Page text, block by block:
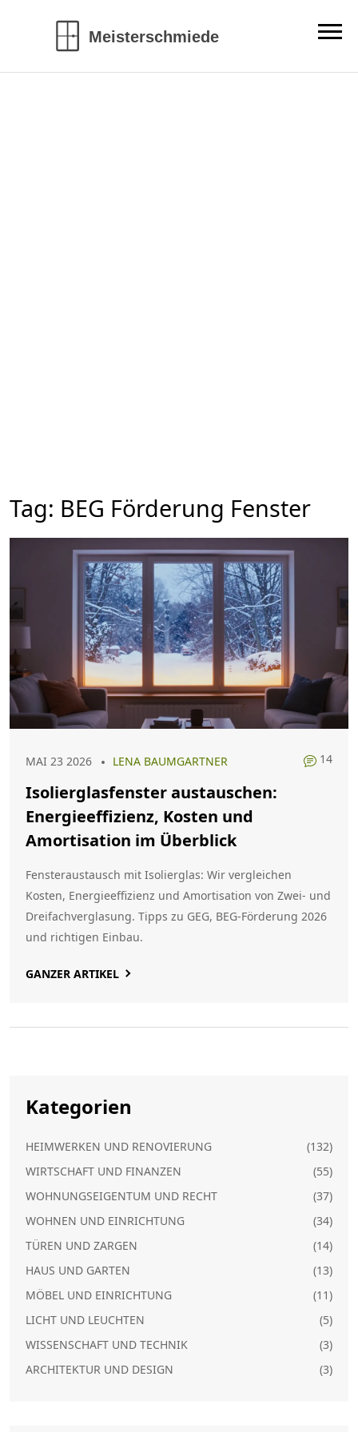
Tag: BEG Förderung Fenster
MAI 23 2026 LENA BAUMGARTNER 14
Isolierglasfenster austauschen:
Energieeffizienz, Kosten und
Amortisation im Überblick
Fensteraustausch mit Isolierglas: Wir vergleichen
Kosten, Energieeffizienz und Amortisation von Zwei- und
Dreifachverglasung. Tipps zu GEG, BEG-Förderung 2026
und richtigen Einbau.
GANZER ARTIKEL
Kategorien
HEIMWERKEN UND RENOVIERUNG
(132)
WIRTSCHAFT UND FINANZEN
(55)
WOHNUNGSEIGENTUM UND RECHT
(37)
WOHNEN UND EINRICHTUNG
(34)
TÜREN UND ZARGEN
(14)
HAUS UND GARTEN
(13)
MÖBEL UND EINRICHTUNG
(11)
LICHT UND LEUCHTEN
(5)
WISSENSCHAFT UND TECHNIK
(3)
ARCHITEKTUR UND DESIGN
(3)